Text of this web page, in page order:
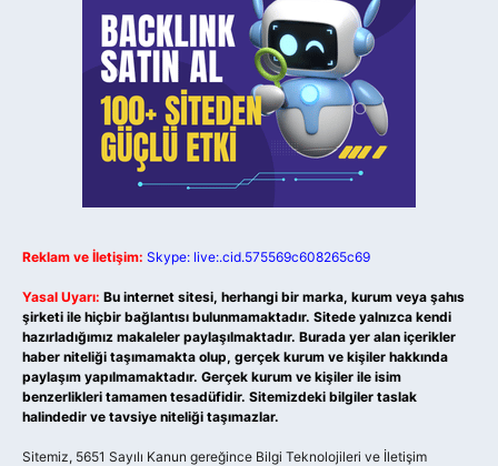
Reklam ve İletişim: Skype: live:.cid.575569c608265c69
Yasal Uyarı: Bu internet sitesi, herhangi bir marka, kurum veya şahıs
şirketi ile hiçbir bağlantısı bulunmamaktadır. Sitede yalnızca kendi
hazırladığımız makaleler paylaşılmaktadır. Burada yer alan içerikler
haber niteliği taşımamakta olup, gerçek kurum ve kişiler hakkında
paylaşım yapılmamaktadır. Gerçek kurum ve kişiler ile isim
benzerlikleri tamamen tesadüfidir. Sitemizdeki bilgiler taslak
halindedir ve tavsiye niteliği taşımazlar.
Sitemiz, 5651 Sayılı Kanun gereğince Bilgi Teknolojileri ve İletişim